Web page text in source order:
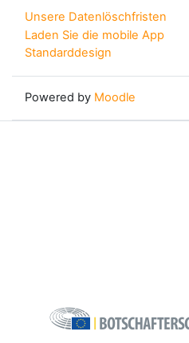
Unsere Datenlöschfristen
Laden Sie die mobile App
Standarddesign
Powered by Moodle